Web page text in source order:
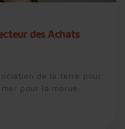
des Achats
de la terre pour
pour la morue.